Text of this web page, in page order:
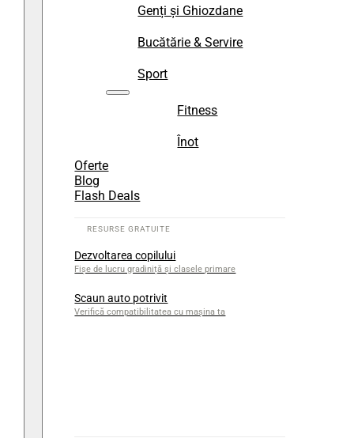
Genți și Ghiozdane
Bucătărie & Servire
Sport
Fitness
Înot
Oferte
Blog
Flash Deals
Dezvoltarea copilului
Fișe de lucru gradiniță și clasele primare
Scaun auto potrivit
Verifică compatibilitatea cu mașina ta